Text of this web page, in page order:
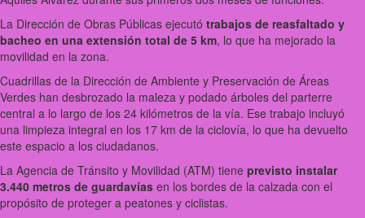
La Dirección de Obras Públicas ejecutó trabajos de reasfaltado y
bacheo en una extensión total de 5 km, lo que ha mejorado la
movilidad en la zona.
Cuadrillas de la Dirección de Ambiente y Preservación de Áreas
Verdes han desbrozado la maleza y podado árboles del parterre
central a lo largo de los 24 kilómetros de la vía. Ese trabajo incluyó
una limpieza integral en los 17 km de la ciclovía, lo que ha devuelto
este espacio a los ciudadanos.
La Agencia de Tránsito y Movilidad (ATM) tiene previsto instalar
3.440 metros de guardavías en los bordes de la calzada con el
propósito de proteger a peatones y ciclistas.